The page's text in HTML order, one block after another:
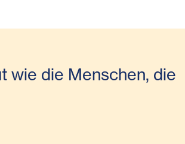
wie die Menschen, die